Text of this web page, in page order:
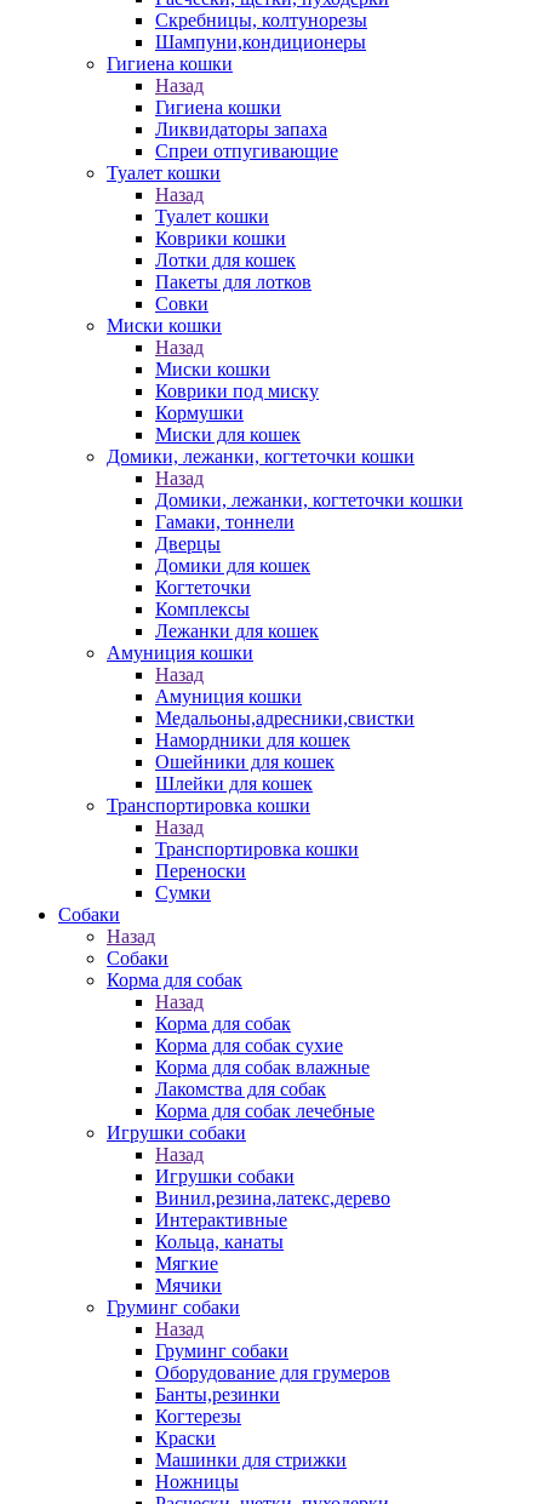
Скребницы, колтунорезы
Шампуни,кондиционеры
Гигиена кошки
Назад
Гигиена кошки
Ликвидаторы запаха
Спреи отпугивающие
Туалет кошки
Назад
Туалет кошки
Коврики кошки
Лотки для кошек
Пакеты для лотков
Совки
Миски кошки
Назад
Миски кошки
Коврики под миску
Кормушки
Миски для кошек
Домики, лежанки, когтеточки кошки
Назад
Домики, лежанки, когтеточки кошки
Гамаки, тоннели
Дверцы
Домики для кошек
Когтеточки
Комплексы
Лежанки для кошек
Амуниция кошки
Назад
Амуниция кошки
Медальоны,адресники,свистки
Намордники для кошек
Ошейники для кошек
Шлейки для кошек
Транспортировка кошки
Назад
Транспортировка кошки
Переноски
Сумки
Собаки
Назад
Собаки
Корма для собак
Назад
Корма для собак
Корма для собак сухие
Корма для собак влажные
Лакомства для собак
Корма для собак лечебные
Игрушки собаки
Назад
Игрушки собаки
Винил,резина,латекс,дерево
Интерактивные
Кольца, канаты
Мягкие
Мячики
Груминг собаки
Назад
Груминг собаки
Оборудование для грумеров
Банты,резинки
Когтерезы
Краски
Машинки для стрижки
Ножницы